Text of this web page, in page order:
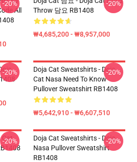
All
-20%
Throw 담요 RB1408
₩4,685,200 - ₩8,957,000
-20%
-20%
Doja Cat Sweatshirts - Doja
Cat Nasa Need To Know
Pullover Sweatshirt RB1408
₩5,642,910 - ₩6,607,510
-20%
Cat
-20%
Doja Cat Sweatshirts - Doja
Nasa Pullover Sweatshirt
RB1408
-20%